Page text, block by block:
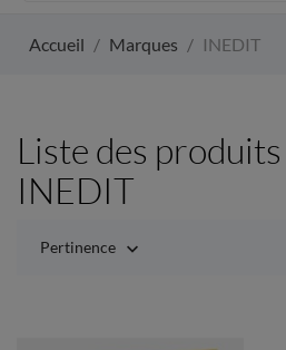
Accueil Marques INEDIT
Liste des
INEDIT
Pertinence 